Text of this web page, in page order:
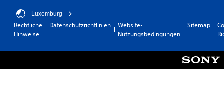
Luxemburg
Rechtliche
Hinweise
Datenschutzrichtlinien
Website-
Nutzungsbedingungen
Sitemap